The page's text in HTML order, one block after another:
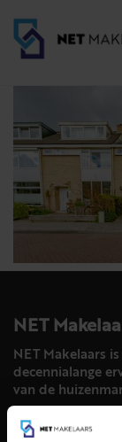
NET
NET Makelaars
decennialange
van de
Volg ons op